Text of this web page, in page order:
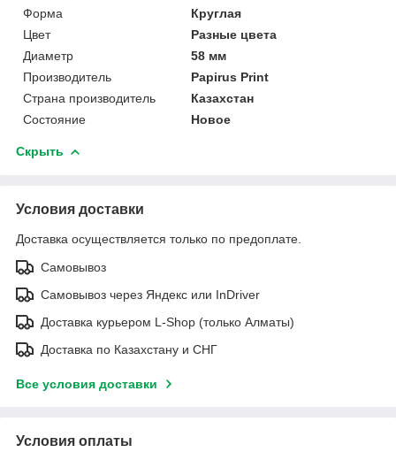
Форма
Круглая
Цвет
Разные цвета
Диаметр
58 мм
Производитель
Papirus Print
Страна производитель
Казахстан
Состояние
Новое
Скрыть
Условия доставки
Доставка осуществляется только по предоплате.
Самовывоз
Самовывоз через Яндекс или InDriver
Доставка курьером L-Shop (только Алматы)
Доставка по Казахстану и СНГ
Все условия доставки
Условия оплаты